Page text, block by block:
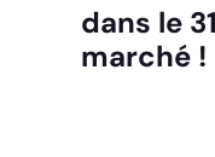
dans le
marché !